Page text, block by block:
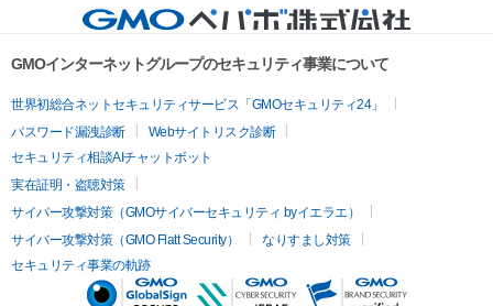
GMOインターネットグループのセキュリティ事業について
世界初総合ネットセキュリティサービス「GMOセキュリティ24」
パスワード漏洩診断
Webサイトリスク診断
セキュリティ相談AIチャットボット
実在証明・盗聴対策
サイバー攻撃対策（GMOサイバーセキュリティ byイエラエ）
サイバー攻撃対策（GMO Flatt Security）
なりすまし対策
セキュリティ事業の軌跡